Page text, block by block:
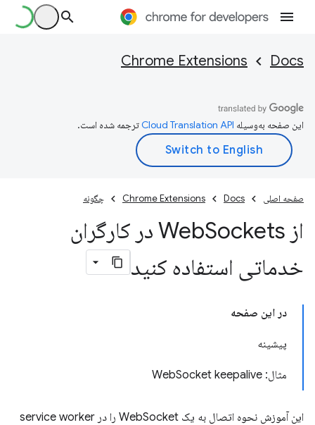
Docs
Chrome Extensions
این صفحه به‌وسیله ترجمه شده است.
صفحه اصلی Docs
Chrome Extensions چگونه
از Web
Sockets در کارگران
خدماتی استفاده کنید
در این صفحه
پیشینه
مثال: WebSocket keepalive
این آموزش نحوه اتصال به یک WebSocket را در service worker